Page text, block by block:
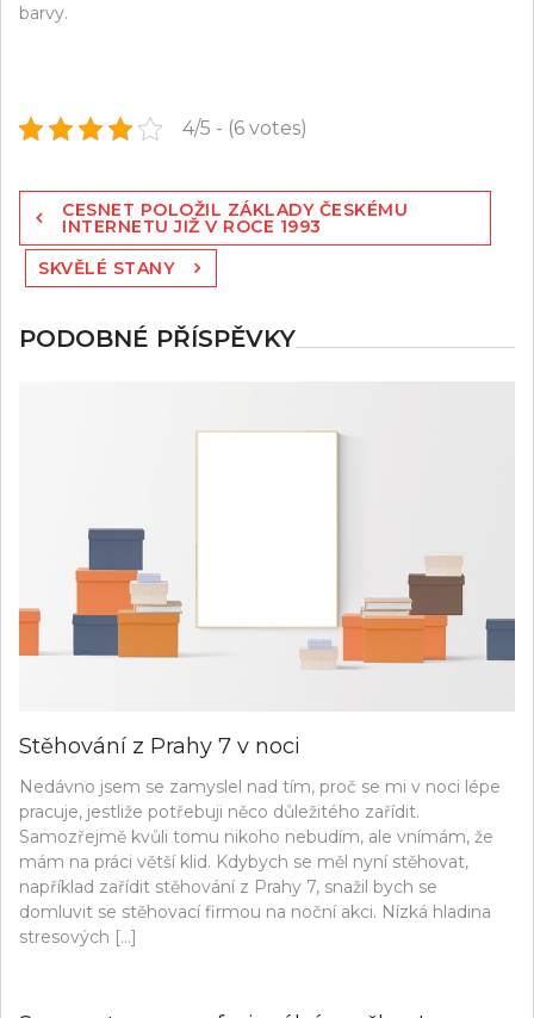
barvy.
4/5 - (6 votes)
Navigace
pro
příspěvek
CESNET POLOŽIL ZÁKLADY ČESKÉMU
INTERNETU JIŽ V ROCE 1993
SKVĚLÉ STANY
PODOBNÉ PŘÍSPĚVKY
Stěhování z Prahy 7 v noci
Nedávno jsem se zamyslel nad tím, proč se mi v noci lépe
pracuje, jestliže potřebuji něco důležitého zařídit.
Samozřejmě kvůli tomu nikoho nebudím, ale vnímám, že
mám na práci větší klid. Kdybych se měl nyní stěhovat,
například zařídit stěhování z Prahy 7, snažil bych se
domluvit se stěhovací firmou na noční akci. Nízká hladina
stresových […]